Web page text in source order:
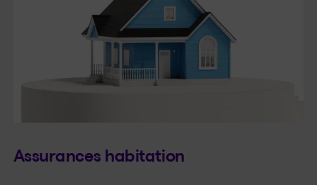
Assurances habitation